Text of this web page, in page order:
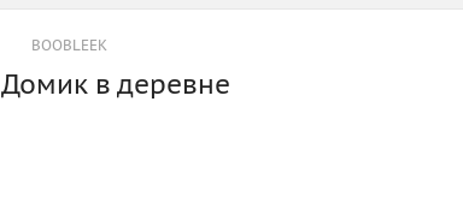
BOOBLEEK
Домик в деревне